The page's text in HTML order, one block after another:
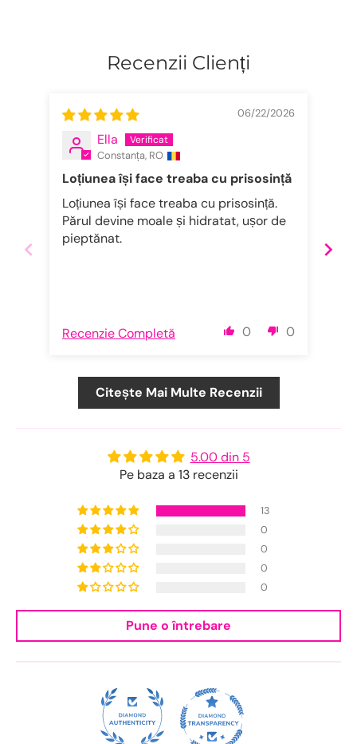
Recenzii Clienți
06/22/2026
Ella
Constanța, RO
Loțiunea își face treaba cu prisosință
Loțiunea își face treaba cu prisosință.
Părul devine moale și hidratat, ușor de
pieptănat.
0 0
Recenzie Completă
Citește Mai Multe Recenzii
5.00 din 5
Pe baza a 13 recenzii
13
0
0
0
0
Pune o întrebare